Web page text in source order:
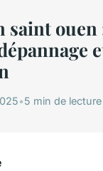
saint ouen
•5 min de lecture